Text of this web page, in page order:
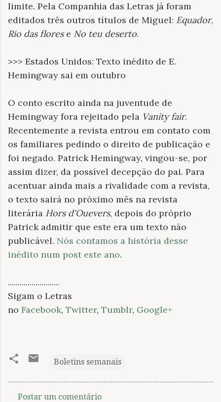
limite. Pela Companhia das Letras já foram
editados três outros títulos de Miguel: Equador,
Rio das florese No teu deserto.
>>> Estados Unidos: Texto inédito de E.
Hemingway sai em outubro
O conto escrito ainda na juventude de
Hemingway fora rejeitado pela Vanity fair.
Recentemente a revista entrou em contato com
os familiares pedindo o direito de publicação e
foi negado. Patrick Hemingway, vingou-se, por
assim dizer, da possível decepção do pai. Para
acentuar ainda mais a rivalidade com a revista,
o texto sairá no próximo mês na revista
literária Hors d'Ouevers, depois do próprio
Patrick admitir que este era um texto não
publicável. Nós contamos a história desse
inédito num post este ano.
..........................
Sigam o Letras
no Facebook, Twitter, Tumblr, Google+
Boletins semanais
Postar um comentário